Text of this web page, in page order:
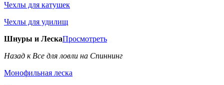
Чехлы для катушек
Чехлы для удилищ
Шнуры и ЛескаПросмотреть
Назад к Все для ловли на Спиннинг
Монофильная леска